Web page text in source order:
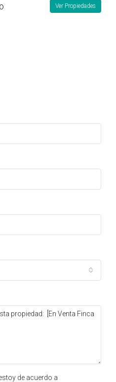
Ver Propiedades
de acuerdo a